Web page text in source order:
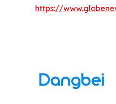
https://